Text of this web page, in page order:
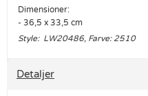
Dimensioner:
- 36,5 x 33,5 cm
Style: LW20486, Farve: 2510
Detaljer